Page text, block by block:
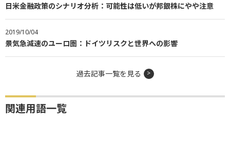
日米金融政策のシナリオ分析：可能性は低いが邦銀株にやや注意
2019/10/04
景気急減速のユーロ圏：ドイツリスクと世界への影響
過去記事一覧を見る
関連用語一覧